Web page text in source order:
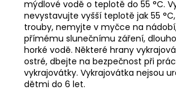
mýdlové vodě o teplotě do 55 °C.
nevystavujte vyšší teplotě jak 55
trouby, nemyjte v myčce na
přímému slunečnímu záření,
horké vodě. Některé hrany
ostré, dbejte na bezpečnost při
vykrajovátky. Vykrajovátka nejsou
dětmi do 6 let.